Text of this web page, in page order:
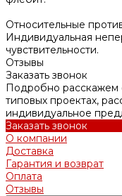
Относительные
Индивидуальная
чувствительности.
Отзывы
Заказать звонок
Подробно расскажем
типовых проектах,
индивидуальное
Заказать звонок
О компании
Доставка
Гарантия и возврат
Оплата
Отзывы